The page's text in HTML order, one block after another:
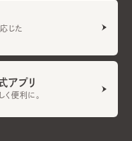
じた
アプリ
便利に。